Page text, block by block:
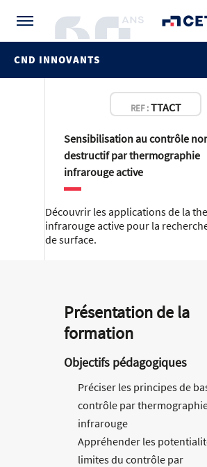
CND INNOVANTS
REF :TTACT
Sensibilisation au contrôle
destructif par thermographie
infrarouge active
Découvrir les applications de la
infrarouge active pour la
de surface.
Présentation de la
formation
Objectifs pédagogiques
Préciser les principes de
contrôle par
infrarouge
Appréhender les
limites du contrôle par